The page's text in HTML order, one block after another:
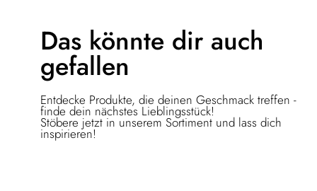
Das könnte dir auch
gefallen
Entdecke Produkte, die deinen Geschmack treffen -
finde dein nächstes Lieblingsstück!
Stöbere jetzt in unserem Sortiment und lass dich
inspirieren!